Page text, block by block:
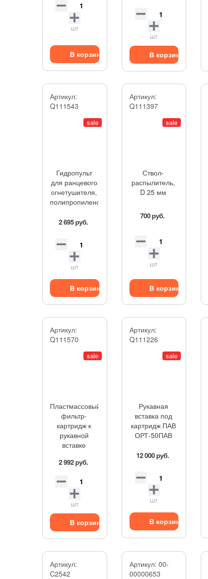
шт
В корзину
шт
В корзину
Артикул:
Q111543
sale
Гидропульт
для ранцевого
огнетушителя,
полипропиленовый
2 695 руб.
шт
В корзину
Артикул:
Q111397
sale
Ствол-
распылитель,
D 25 мм
700 руб.
шт
В корзину
Артикул:
Q111570
sale
Пластмассовый
фильтр-
картридж к
рукавной
вставке
2 992 руб.
шт
В корзину
Артикул:
Q111226
sale
Рукавная
вставка под
картридж ПАВ
ОРТ-50ПАВ
12 000 руб.
шт
В корзину
Артикул:
C2542
Артикул: 00-
00000653